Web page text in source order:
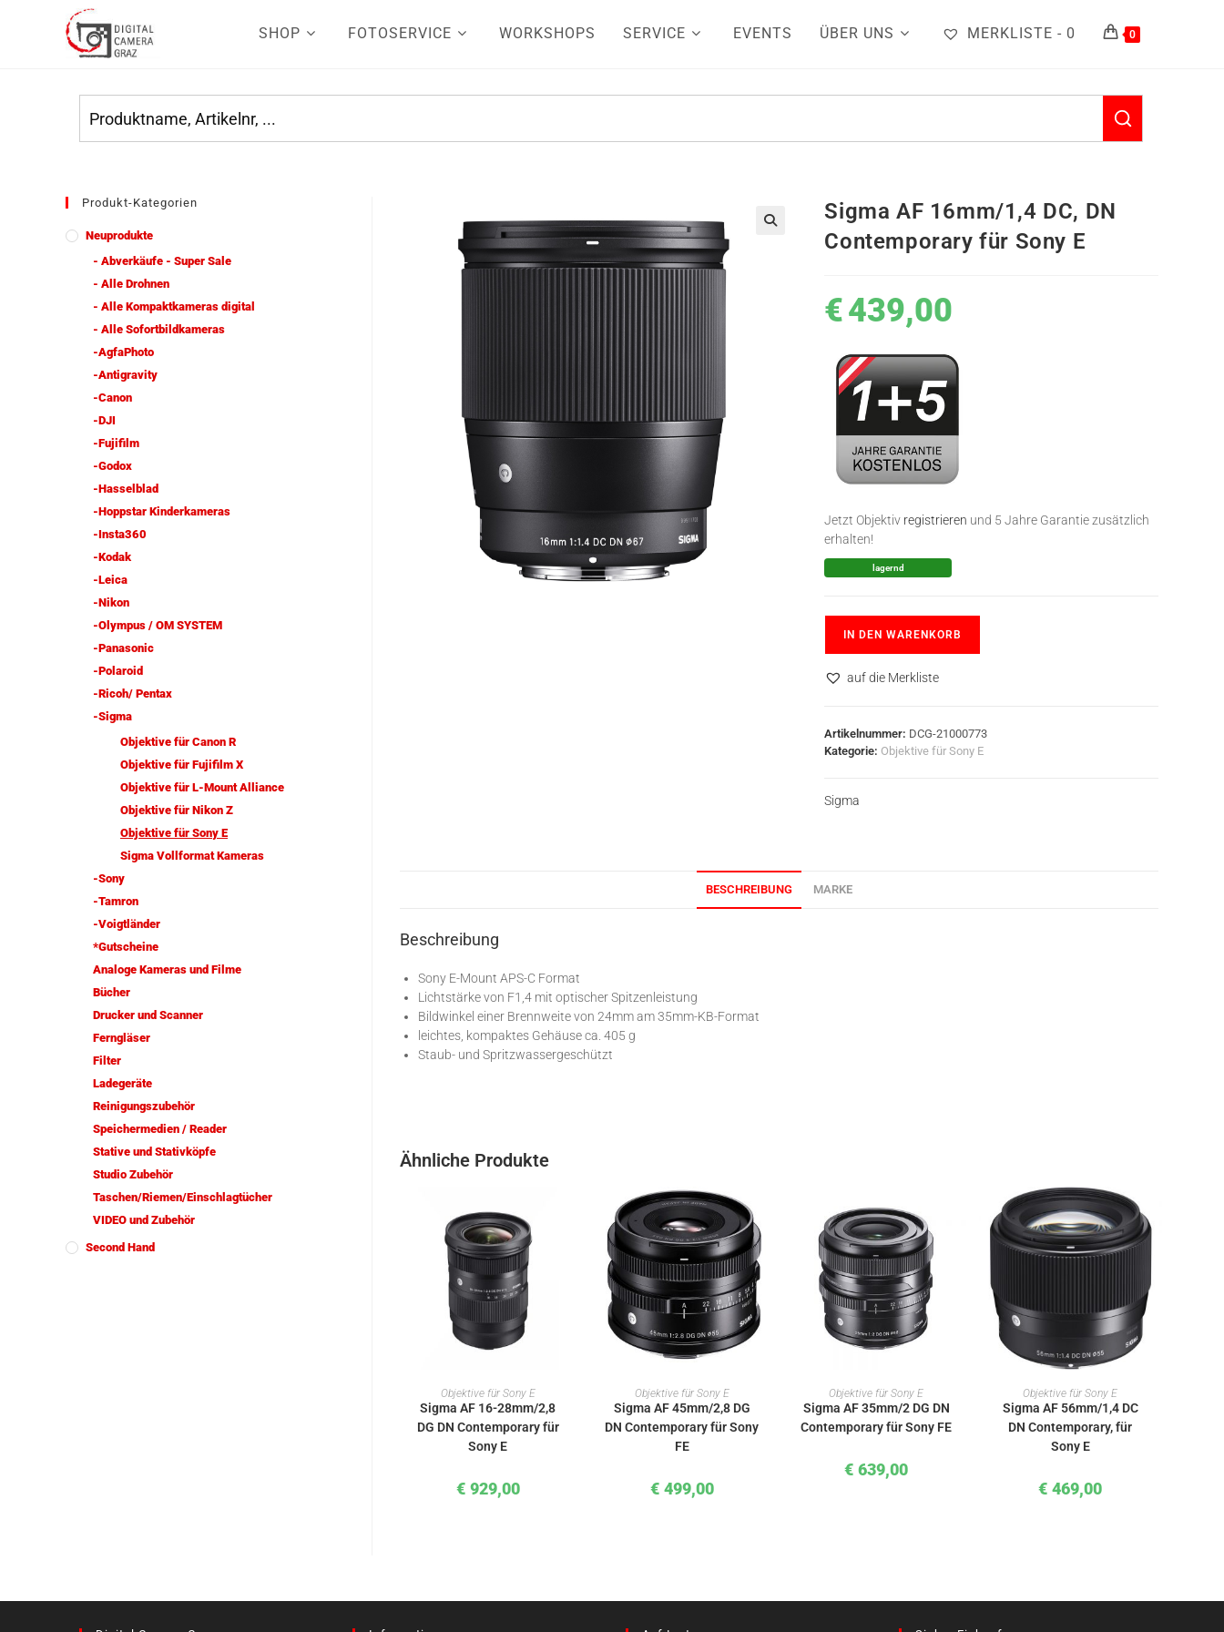
SHOP FOTOSERVICE WORKSHOPS SERVICE EVENTS ÜBER UNS MERKLISTE - 0 0
Sigma AF 16mm/1,4 DC, DN
Contemporary für Sony E
€439,00
Jetzt Objektiv registrieren und 5 Jahre Garantie zusätzlich
erhalten!
lagernd
IN DEN WARENKORB
auf die Merkliste
Artikelnummer: DCG-21000773
Kategorie: Objektive für Sony E
Sigma
BESCHREIBUNG MARKE
Beschreibung
Sony E-Mount APS-C Format
Lichtstärke von F1,4 mit optischer Spitzenleistung
Bildwinkel einer Brennweite von 24mm am 35mm-KB-Format
leichtes, kompaktes Gehäuse ca. 405 g
Staub- und Spritzwassergeschützt
Ähnliche Produkte
IN DEN WARENKORB
Objektive für Sony E
Sigma AF 16-28mm/2,8
DG DN Contemporary für
Sony E
€ 929,00
IN DEN WARENKORB
Objektive für Sony E
Sigma AF 45mm/2,8 DG
DN Contemporary für Sony
FE
€ 499,00
IN DEN WARENKORB
Objektive für Sony E
Sigma AF 35mm/2 DG DN
Contemporary für Sony FE
€ 639,00
IN DEN WARENKORB
Objektive für Sony E
Sigma AF 56mm/1,4 DC
DN Contemporary, für
Sony E
€ 469,00
Produkt-Kategorien
Neuprodukte
- Abverkäufe - Super Sale
- Alle Drohnen
- Alle Kompaktkameras digital
- Alle Sofortbildkameras
-AgfaPhoto
-Antigravity
-Canon
-DJI
-Fujifilm
-Godox
-Hasselblad
-Hoppstar Kinderkameras
-Insta360
-Kodak
-Leica
-Nikon
-Olympus / OM SYSTEM
-Panasonic
-Polaroid
-Ricoh/ Pentax
-Sigma
Objektive für Canon R
Objektive für Fujifilm X
Objektive für L-Mount Alliance
Objektive für Nikon Z
Objektive für Sony E
Sigma Vollformat Kameras
-Sony
-Tamron
-Voigtländer
*Gutscheine
Analoge Kameras und Filme
Bücher
Drucker und Scanner
Ferngläser
Filter
Ladegeräte
Reinigungszubehör
Speichermedien / Reader
Stative und Stativköpfe
Studio Zubehör
Taschen/Riemen/Einschlagtücher
VIDEO und Zubehör
Second Hand